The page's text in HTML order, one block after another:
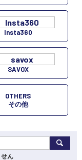
Insta360
SAVOX
OTHERS
その他
ん